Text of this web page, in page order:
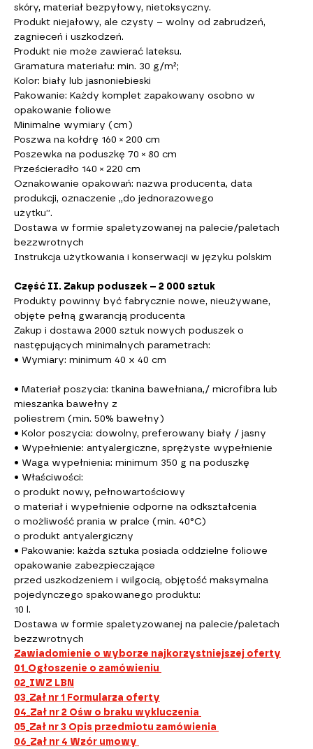
skóry, materiał bezpyłowy, nietoksyczny.
Produkt niejałowy, ale czysty – wolny od zabrudzeń,
zagnieceń i uszkodzeń.
Produkt nie może zawierać lateksu.
Gramatura materiału: min. 30 g/m²;
Kolor: biały lub jasnoniebieski
Pakowanie: Każdy komplet zapakowany osobno w
opakowanie foliowe
Minimalne wymiary (cm)
Poszwa na kołdrę 160 × 200 cm
Poszewka na poduszkę 70 × 80 cm
Prześcieradło 140 × 220 cm
Oznakowanie opakowań: nazwa producenta, data
produkcji, oznaczenie „do jednorazowego
użytku”.
Dostawa w formie spaletyzowanej na palecie/paletach
bezzwrotnych
Instrukcja użytkowania i konserwacji w języku polskim
Część II. Zakup poduszek – 2 000 sztuk
Produkty powinny być fabrycznie nowe, nieużywane,
objęte pełną gwarancją producenta
Zakup i dostawa 2000 sztuk nowych poduszek o
następujących minimalnych parametrach:
• Wymiary: minimum 40 x 40 cm
• Materiał poszycia: tkanina bawełniana,/ microfibra lub
mieszanka bawełny z
poliestrem (min. 50% bawełny)
• Kolor poszycia: dowolny, preferowany biały / jasny
• Wypełnienie: antyalergiczne, sprężyste wypełnienie
• Waga wypełnienia: minimum 350 g na poduszkę
• Właściwości:
o produkt nowy, pełnowartościowy
o materiał i wypełnienie odporne na odkształcenia
o możliwość prania w pralce (min. 40°C)
o produkt antyalergiczny
• Pakowanie: każda sztuka posiada oddzielne foliowe
opakowanie zabezpieczające
przed uszkodzeniem i wilgocią, objętość maksymalna
pojedynczego spakowanego produktu:
10 l.
Dostawa w formie spaletyzowanej na palecie/paletach
bezzwrotnych
Zawiadomienie o wyborze najkorzystniejszej oferty
01_Ogłoszenie o zamówieniu
02_IWZ LBN
03_Zał nr 1 Formularza oferty
04_Zał nr 2 Ośw o braku wykluczenia
05_Zał nr 3 Opis przedmiotu zamówienia
06_Zał nr 4 Wzór umowy